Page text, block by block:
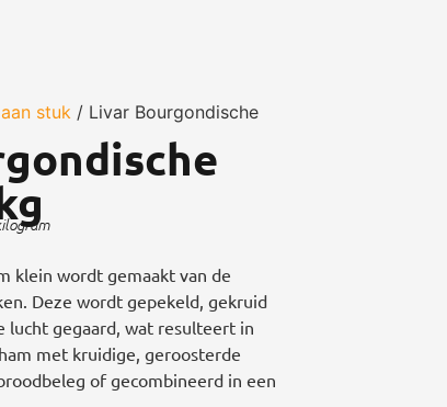
stuk/ Livar Bourgondische
klein wordt gemaakt van de
Deze wordt gepekeld, gekruid
lucht gegaard, wat resulteert in
met kruidige, geroosterde
of gecombineerd in een